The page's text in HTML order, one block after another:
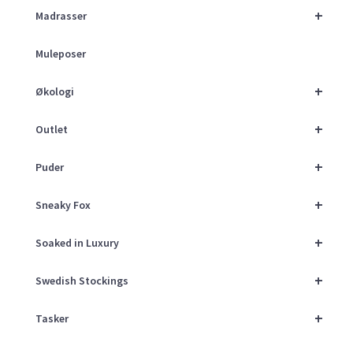
+
Madrasser
Muleposer
+
Økologi
+
Outlet
+
Puder
+
Sneaky Fox
+
Soaked in Luxury
+
Swedish Stockings
+
Tasker